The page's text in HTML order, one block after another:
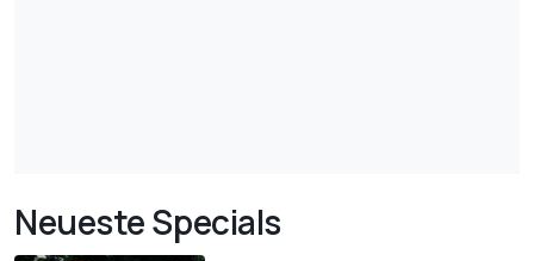
Neueste Specials